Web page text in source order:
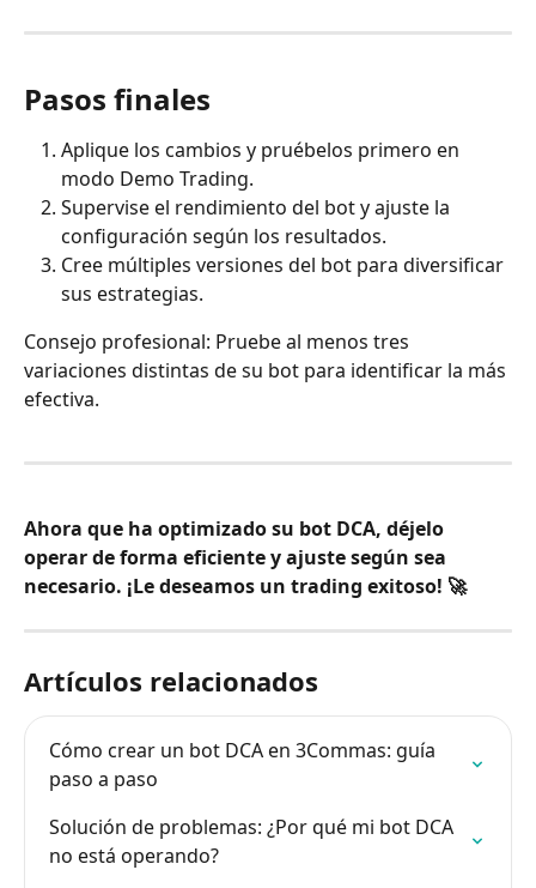
Pasos finales
Aplique los cambios y pruébelos primero en
modo Demo Trading.
Supervise el rendimiento del bot y ajuste la
configuración según los resultados.
Cree múltiples versiones del bot para diversificar
sus estrategias.
Consejo profesional: Pruebe al menos tres
variaciones distintas de su bot para identificar la más
efectiva.
Ahora que ha optimizado su bot DCA, déjelo
operar de forma eficiente y ajuste según sea
necesario. ¡Le deseamos un trading exitoso! 🚀
Artículos relacionados
Cómo crear un bot DCA en 3Commas: guía
paso a paso
Solución de problemas: ¿Por qué mi bot DCA
no está operando?